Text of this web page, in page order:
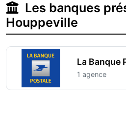
Les banques
Houppeville
La Banque
1 agence